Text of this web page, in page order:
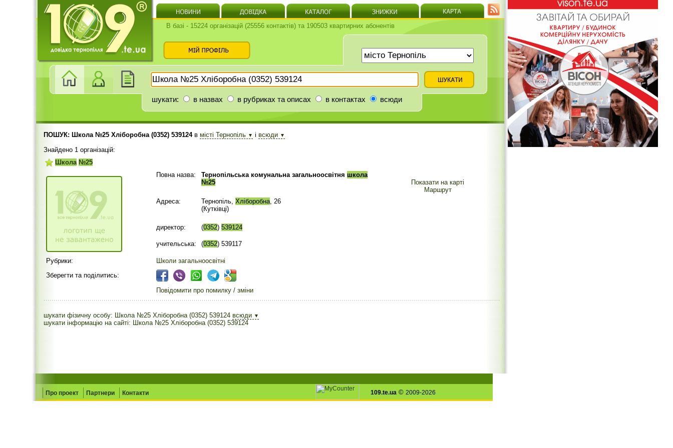
В базі - 15224 організацій (25556 контактів) та 190503 квартирних абонентів
шукати: в назвах в рубриках та описах в контактах всюди
ПОШУК: Школа №25 Хліборобна (0352) 539124в місті Тернопіль ▼ і всюди ▼
Знайдено 1 організацій:
Школа №25
Показати на карті
Маршрут
Повна назва: Тернопільська комунальна загальноосвітня школа
№25
Адреса: Тернопіль, Хліборобна, 26
(Кутківці)
директор: (0352) 539124
учительська: (0352) 539117
Рубрики:
Школи загальноосвітні
Зберегти та поділитись:
Повідомити про помилку / зміни
шукати фізичну особу: Школа №25 Хліборобна (0352) 539124 всюди ▼
шукати інформацію на сайті: Школа №25 Хліборобна (0352) 539124
Про проект Партнери Контакти 109.te.ua © 2009-2026